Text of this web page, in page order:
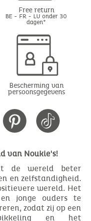
Free return
BE - FR - LU onder 30
dagen*
Bescherming van
persoonsgegevens
van Noukie's!
de wereld beter
en zelfstandigheid.
wereld. Het
jonge ouders te
zodat zij op een
en het